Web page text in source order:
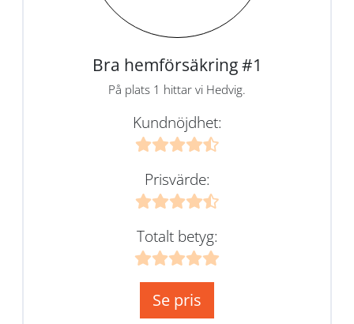
Bra hemförsäkring #1
På plats 1 hittar vi Hedvig.
Kundnöjdhet:
Prisvärde:
Totalt betyg:
Se pris